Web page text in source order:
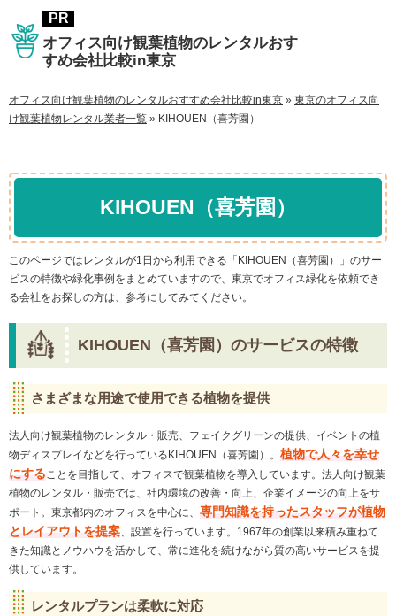
オフィス向け観葉植物のレンタルおす
すめ会社比較in東京
オフィス向け観葉植物のレンタルおすすめ会社比較in東京 » 東京のオフィス向
け観葉植物レンタル業者一覧 » KIHOUEN（喜芳園）
KIHOUEN（喜芳園）
このページではレンタルが1日から利用できる「KIHOUEN（喜芳園）」のサー
ビスの特徴や緑化事例をまとめていますので、東京でオフィス緑化を依頼でき
る会社をお探しの方は、参考にしてみてください。
KIHOUEN（喜芳園）のサービスの特徴
さまざまな用途で使用できる植物を提供
法人向け観葉植物のレンタル・販売、フェイクグリーンの提供、イベントの植
物ディスプレイなどを行っているKIHOUEN（喜芳園）。 植物で人々を幸せ
にする ことを目指して、オフィスで観葉植物を導入しています。法人向け観葉
植物のレンタル・販売では、社内環境の改善・向上、企業イメージの向上をサ
ポート。東京都内のオフィスを中心に、 専門知識を持ったスタッフが植物
とレイアウトを提案 、設置を行っています。1967年の創業以来積み重ねて
きた知識とノウハウを活かして、常に進化を続けながら質の高いサービスを提
供しています。
レンタルプランは柔軟に対応